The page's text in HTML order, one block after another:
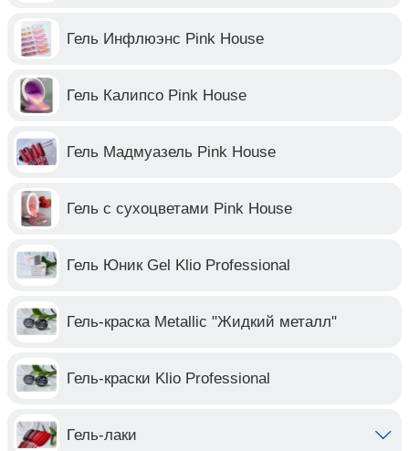
Гель Инфлюэнс Pink House
Гель Калипсо Pink House
Гель Мадмуазель Pink House
Гель с сухоцветами Pink House
Гель Юник Gel Klio Professional
Гель-краска Metallic "Жидкий металл"
Гель-краски Klio Professional
Гель-лаки